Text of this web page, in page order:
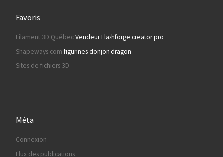
Favoris
Filament 3D QuébecVendeur Flashforge creator pro
Shapeways.com figurines donjon dragon
Sites de fichiers 3D
Méta
Connexion
Flux des publications